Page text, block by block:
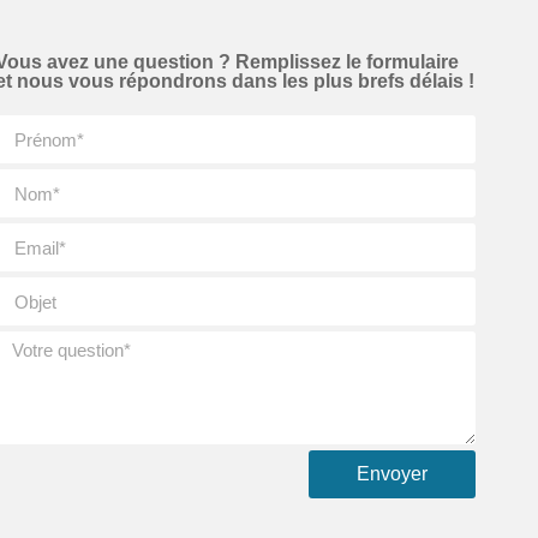
avez une question ? Remplissez le formulaire
nous vous répondrons dans les plus brefs délais !
Envoyer